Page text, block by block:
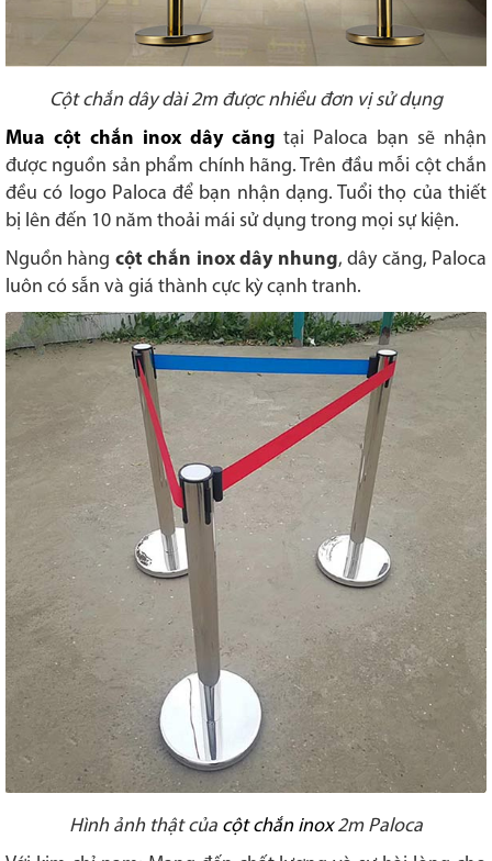
Cột chắn dây dài 2m được nhiều đơn vị sử dụng
Mua cột chắn inox dây căng tại Paloca bạn sẽ nhận
được nguồn sản phẩm chính hãng. Trên đầu mỗi cột chắn
đều có logo Paloca để bạn nhận dạng. Tuổi thọ của thiết
bị lên đến 10 năm thoải mái sử dụng trong mọi sự kiện.
Nguồn hàng cột chắn inox dây nhung, dây căng, Paloca
luôn có sẵn và giá thành cực kỳ cạnh tranh.
Hình ảnh thật của cột chắn inox2m Paloca